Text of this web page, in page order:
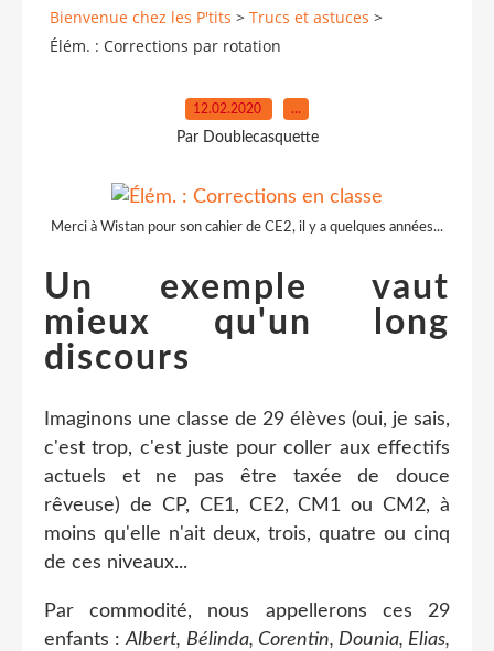
Bienvenue chez les P'tits > Trucs et astuces >
Élém. : Corrections par rotation
12.02.2020 …
Par Doublecasquette
Merci à Wistan pour son cahier de CE2, il y a quelques années...
Un exemple vaut
mieux qu'un long
discours
Imaginons une classe de 29 élèves (oui, je sais,
c'est trop, c'est juste pour coller aux effectifs
actuels et ne pas être taxée de douce
rêveuse) de CP, CE1, CE2, CM1 ou CM2, à
moins qu'elle n'ait deux, trois, quatre ou cinq
de ces niveaux...
Par commodité, nous appellerons ces 29
enfants :Albert, Bélinda, Corentin, Dounia, Elias,